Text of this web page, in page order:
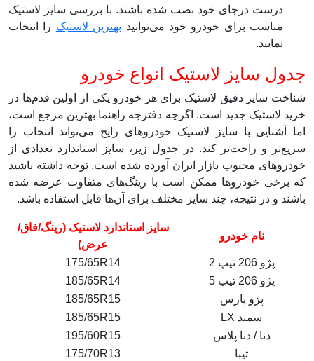
درست درجای خود نصب شده باشند. با بررسی سایز لاستیک
مناسب برای خودرو خود می‌توانید بهترین لاستیک را انتخاب
نمایید.
جدول سایز لاستیک انواع خودرو
شناخت سایز دقیق لاستیک برای هر خودرو یکی از اولین قدم‌ها در
خرید لاستیک جدید است. اگرچه دفترچه راهنما بهترین مرجع است،
اما آشنایی با سایز لاستیک خودروهای رایج می‌تواند انتخاب را
سریع‌تر و راحت‌تر کند. در جدول زیر، سایز استاندارد تعدادی از
خودروهای محبوب بازار ایران آورده شده است. توجه داشته باشید
که برخی خودروها ممکن است با رینگ‌های متفاوت عرضه شده
باشند و در نتیجه، چند سایز مختلف برای آن‌ها قابل استفاده باشد.
نام خودرو
سایز استاندارد لاستیک (رینگ/فاق/
عرض)
پژو 206 تیپ 2
175/65R14
پژو 206 تیپ 5
185/65R14
پژو پارس
185/65R15
سمند LX
185/65R15
دنا / دنا پلاس
195/60R15
تیبا
175/70R13